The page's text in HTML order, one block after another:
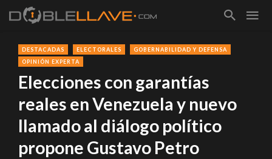
DESTACADAS ELECTORALES
GOBERNABILIDAD Y DEFENSA
OPINIÓN EXPERTA
Elecciones con garantías
reales en Venezuela y nuevo
llamado al diálogo político
propone Gustavo Petro